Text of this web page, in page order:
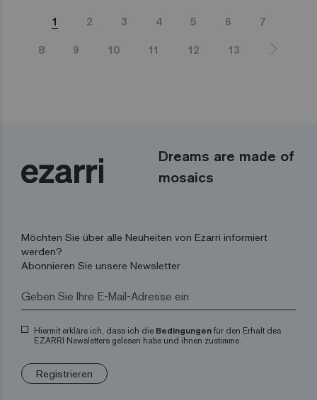
1 2 3 4 5 6
7
8
9 10 11 12 13
Dreams are made of
mosaics
Möchten Sie über alle Neuheiten von Ezarri informiert
werden?
Abonnieren Sie unsere Newsletter
Hiermit erkläre ich, dass ich die Bedingungen für den Erhalt des
EZARRI Newsletters gelesen habe und ihnen zustimme.
Registrieren